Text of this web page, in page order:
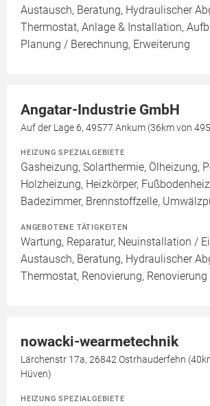
Austausch, Beratung, Hydraulischer
Thermostat, Anlage & Installation,
Planung / Berechnung, Erweiterung
Angatar-Industrie GmbH
Auf der Lage 6, 49577 Ankum (36km von
HEIZUNG SPEZIALGEBIETE
Gasheizung, Solarthermie, Ölheizung,
Holzheizung, Heizkörper,
Badezimmer, Brennstoffzelle,
ANGEBOTENE TÄTIGKEITEN
Wartung, Reparatur, Neuinstallation /
Austausch, Beratung, Hydraulischer
Thermostat, Renovierung,
nowacki-wearmetechnik
Lärchenstr 17a, 26842 Ostrhauderfehn
Hüven)
HEIZUNG SPEZIALGEBIETE